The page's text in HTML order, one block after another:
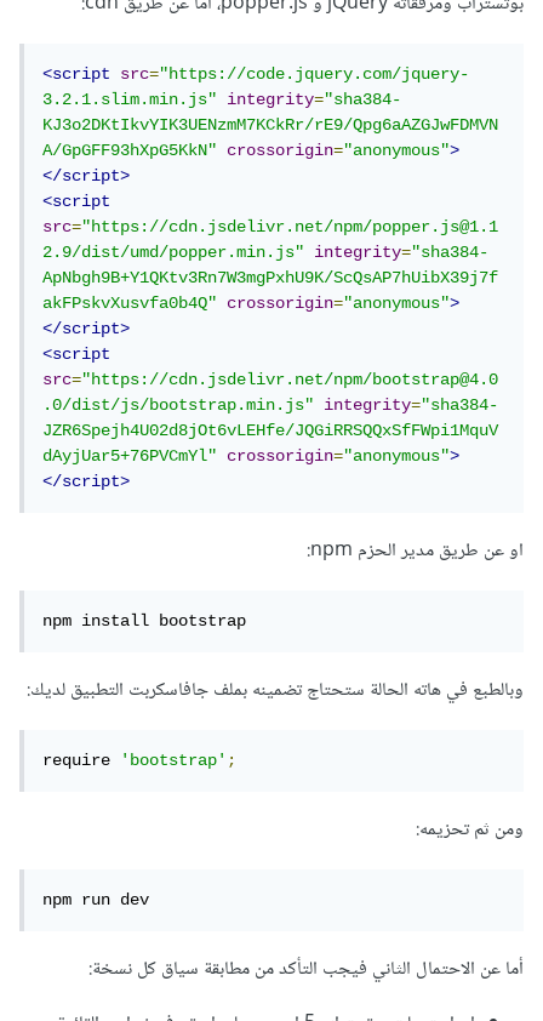
<script src="https://code.jquery.com/jquery-
3.2.1.slim.min.js"
integrity="sha384-
KJ3o2DKtIkvYIK3UENzmM7KCkRr/rE9/Qpg6aAZGJwFDMVN
A/GpGFF93hXpG5KkN"
crossorigin="anonymous">
</script>
<script
src="https://cdn.jsdelivr.net/npm/popper.js@1.1
2.9/dist/umd/popper.min.js"
integrity="sha384-
ApNbgh9B+Y1QKtv3Rn7W3mgPxhU9K/ScQsAP7hUibX39j7f
akFPskvXusvfa0b4Q"
crossorigin="anonymous">
</script>
<script
src="https://cdn.jsdelivr.net/npm/bootstrap@4.0
.0/dist/js/bootstrap.min.js"
integrity="sha384-
JZR6Spejh4U02d8jOt6vLEHfe/JQGiRRSQQxSfFWpi1MquV
dAyjUar5+76PVCmYl"
crossorigin="anonymous">
</script>
او عن طريق مدير الحزم npm:
npm install bootstrap
وبالطبع في هاته الحالة ستحتاج تضمينه بملف جافاسكربت التطبيق لديك:
require 'bootstrap';
ومن ثم تحزيمه:
npm run dev
أما عن الاحتمال الثاني فيجب التأكد من مطابقة سياق كل نسخة: